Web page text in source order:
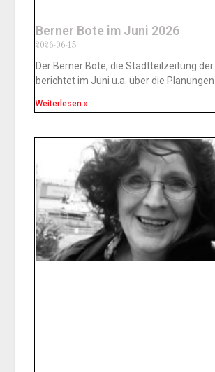
Berner Bote im Juni 2026
2026-06-15
Der Berner Bote, die Stadtteilzeitung der
berichtet im Juni u.a. über die Planungen
Weiterlesen »